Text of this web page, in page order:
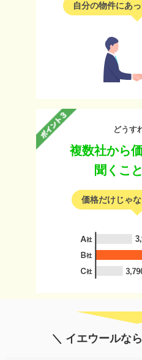
自分の物件にあ
どうす
複数社から
聞くこ
価格だけじゃ
＼ イエウールな